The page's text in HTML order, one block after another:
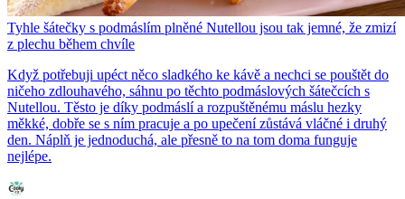
Tyhle šátečky s podmáslím plněné Nutellou jsou tak jemné, že zmizí
z plechu během chvíle
Když potřebuji upéct něco sladkého ke kávě a nechci se pouštět do
ničeho zdlouhavého, sáhnu po těchto podmáslových šátečcích s
Nutellou. Těsto je díky podmáslí a rozpuštěnému máslu hezky
měkké, dobře se s ním pracuje a po upečení zůstává vláčné i druhý
den. Náplň je jednoduchá, ale přesně to na tom doma funguje
nejlépe.